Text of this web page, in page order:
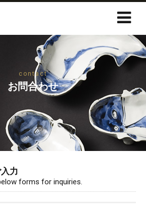
contact
お問合わせ
力
forms for inquiries.